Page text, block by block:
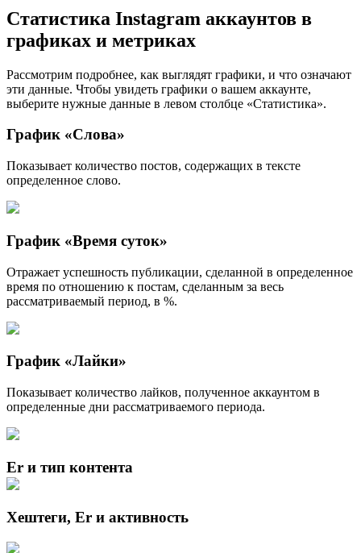
Статистика Instagram аккаунтов в
графиках и метриках
Рассмотрим подробнее, как выглядят графики, и что означают
эти данные. Чтобы увидеть графики о вашем аккаунте,
выберите нужные данные в левом столбце «Статистика».
График «Слова»
Показывает количество постов, содержащих в тексте
определенное слово.
График «Время суток»
Отражает успешность публикации, сделанной в определенное
время по отношению к постам, сделанным за весь
рассматриваемый период, в %.
График «Лайки»
Показывает количество лайков, полученное аккаунтом в
определенные дни рассматриваемого периода.
Er и тип контента
Хештеги, Er и активность